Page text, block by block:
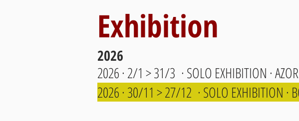
Exhibition
2026
2026 · 2/1 > 31/3 · SOLO EXHIBITION ·
2026 · 30/11 > 27/12 · SOLO EXHIBITION ·